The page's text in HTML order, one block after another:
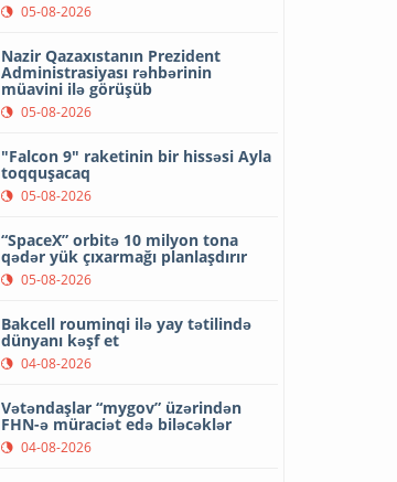
05-08-2026
Nazir Qazaxıstanın Prezident
Administrasiyası rəhbərinin
müavini ilə görüşüb
05-08-2026
"Falcon 9" raketinin bir hissəsi Ayla
toqquşacaq
05-08-2026
“SpaceX” orbitə 10 milyon tona
qədər yük çıxarmağı planlaşdırır
05-08-2026
Bakcell rouminqi ilə yay tətilində
dünyanı kəşf et
04-08-2026
Vətəndaşlar “mygov” üzərindən
FHN-ə müraciət edə biləcəklər
04-08-2026